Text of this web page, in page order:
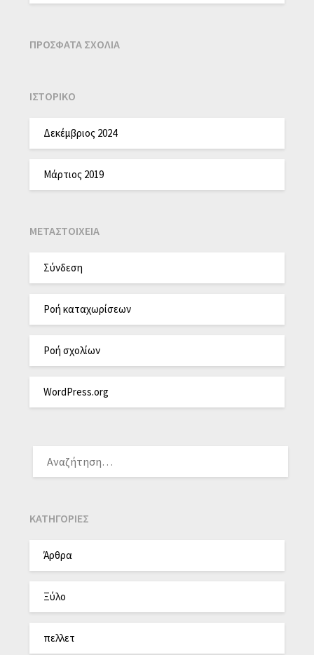
ΠΡΌΣΦΑΤΑ ΣΧΌΛΙΑ
ΙΣΤΟΡΙΚΌ
Δεκέμβριος 2024
Μάρτιος 2019
ΜΕΤΑΣΤΟΙΧΕΊΑ
Σύνδεση
Ροή καταχωρίσεων
Ροή σχολίων
WordPress.org
KΑΤΗΓΟΡΊΕΣ
Άρθρα
Ξύλο
πελλετ